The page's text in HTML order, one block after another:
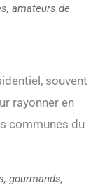
amateurs de
souvent
rayonner en
communes du
gourmands,